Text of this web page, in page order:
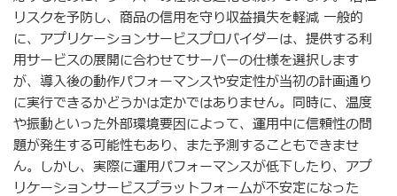
リスクを予防し、商品の信用を守り収益損失を軽減 一般的
に、アプリケーションサービスプロバイダーは、提供する利
用サービスの展開に合わせてサーバーの仕様を選択します
が、導入後の動作パフォーマンスや安定性が当初の計画通り
に実行できるかどうかは定かではありません。同時に、温度
や振動といった外部環境要因によって、運用中に信頼性の問
題が発生する可能性もあり、また予測することもできませ
ん。しかし、実際に運用パフォーマンスが低下したり、アプ
リケーションサービスプラットフォームが不安定になった